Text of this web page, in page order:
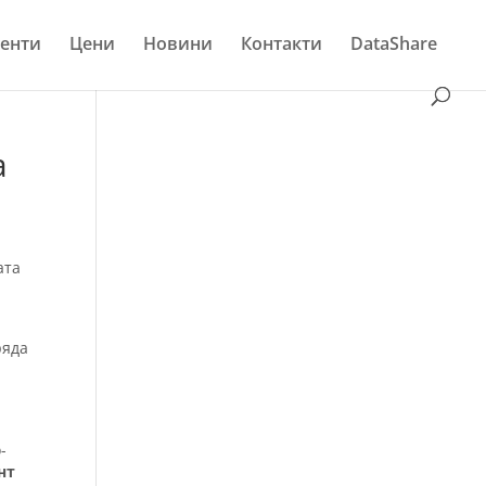
Цени Новини Контакти DataShare